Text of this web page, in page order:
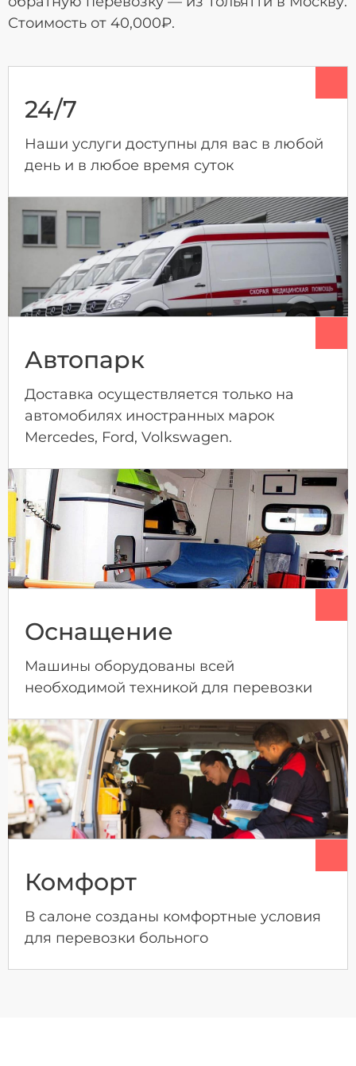
24/7
Наши услуги доступны для вас в любой
день и в любое время суток
Стоимость от 40,000₽.
Автопарк
Доставка осуществляется только на
автомобилях иностранных марок
Mercedes, Ford, Volkswagen.
Оснащение
Машины оборудованы всей
необходимой техникой для перевозки
Комфорт
В салоне созданы комфортные условия
для перевозки больного